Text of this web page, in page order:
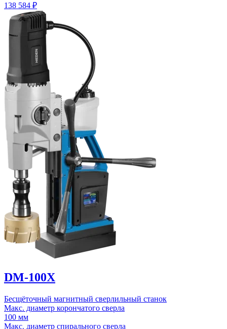
138 584 ₽
DM-100X
Бесщёточный магнитный сверлильный станок
Макс. диаметр корончатого сверла
100 мм
Макс. диаметр спирального сверла